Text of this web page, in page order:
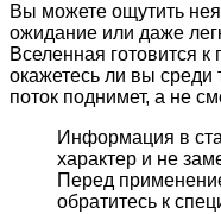
Вы можете ощутить
ожидание или даже
Вселенная готовится
окажетесь ли вы среди
поток поднимет, а не
Информация в
характер и не
Перед
обратитесь к